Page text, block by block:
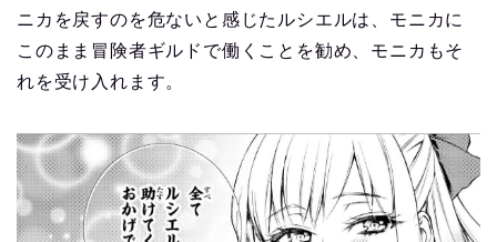
ニカを戻すのを危ないと感じたルシエルは、モニカに
このまま冒険者ギルドで働くことを勧め、モニカもそ
れを受け入れます。